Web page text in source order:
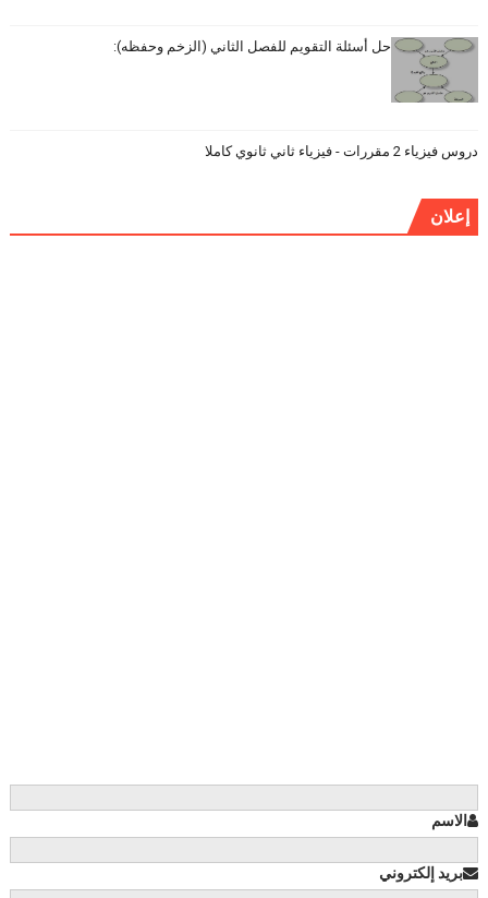
حل أسئلة التقويم للفصل الثاني (الزخم وحفظه):
دروس فيزياء 2 مقررات - فيزياء ثاني ثانوي كاملا
إعلان
الاسم
بريد إلكتروني